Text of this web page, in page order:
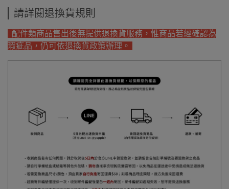
請詳閱退換貨規則
配件類商品售出後無提供退換貨服務，惟商品若經確認為
瑕疵品，仍可依退換貨政策辦理。